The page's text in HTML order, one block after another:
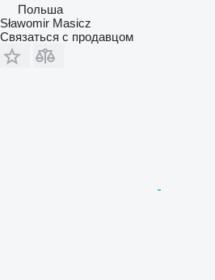
Польша
Sławomir Masicz
Связаться с продавцом